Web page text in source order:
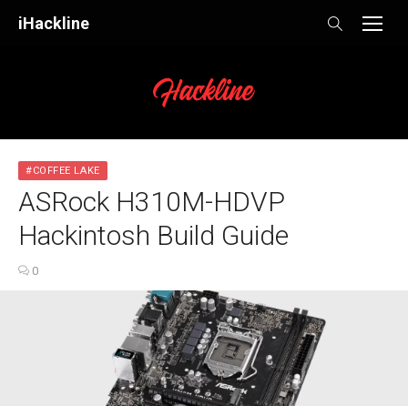
iHackline
#COFFEE LAKE
ASRock H310M-HDVP
Hackintosh Build Guide
0